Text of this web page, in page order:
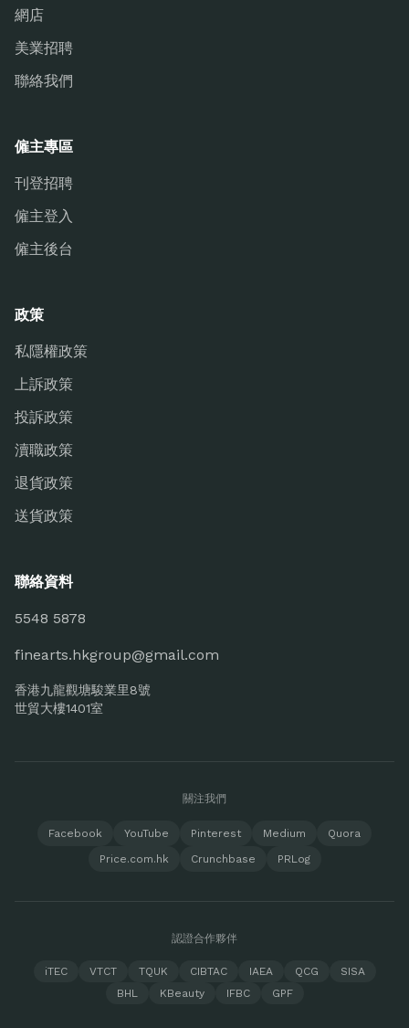
網店
美業招聘
聯絡我們
僱主專區
刊登招聘
僱主登入
僱主後台
政策
私隱權政策
上訴政策
投訴政策
瀆職政策
退貨政策
送貨政策
聯絡資料
5548 5878
finearts.hkgroup@gmail.com
香港九龍觀塘駿業里8號
世貿大樓1401室
關注我們
Facebook YouTube Pinterest Medium
Quora
Price.com.hk
Crunchbase PRLog
認證合作夥伴
iTEC VTCT TQUK CIBTAC IAEA QCG
SISA
BHL
KBeauty IFBC GPF